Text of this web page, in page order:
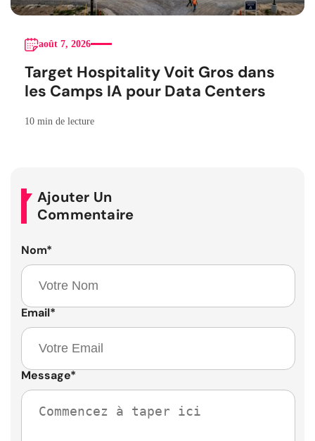
août 7, 2026
Target Hospitality Voit Gros dans
les Camps IA pour Data Centers
10 min de lecture
Ajouter Un
Commentaire
Nom*
Email*
Message*